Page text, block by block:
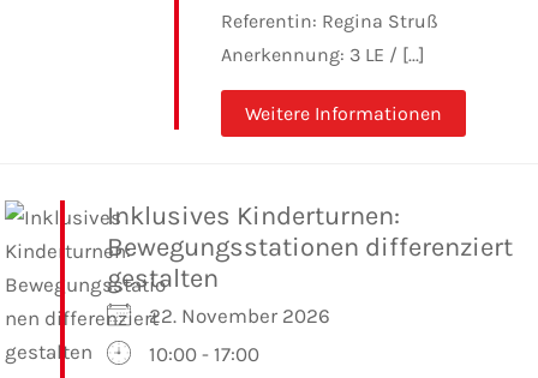
Referentin: Regina Struß
Anerkennung: 3 LE / [...]
Weitere Informationen
Inklusives Kinderturnen:
Bewegungsstationen differenziert
gestalten
22. November 2026
10:00 - 17:00